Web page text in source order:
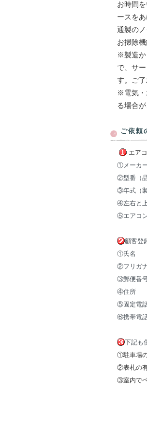
お時間
ースを
通製の
お掃除
※製造か
で、サ
す。ご
※電気・
る場合
ご依頼
エア
①メーカ
②型番（品
③年式（製
④左右と
⑤エアコ
顧客登
①氏名
②フリガ
③郵便番
④住所
⑤固定電
⑥携帯電
下記も
①駐車場
②表札の
③室内で